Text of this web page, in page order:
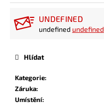
UNDEFINED
undefined undefined
Kategorie:
Záruka:
Umístění:
Hlídat